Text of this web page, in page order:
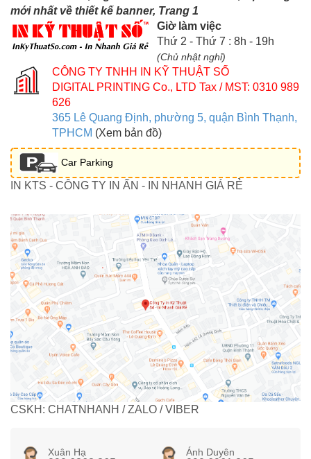
mới nhất về thiết kế banner, Trang 1
Giờ làm việc
Thứ 2 - Thứ 7 : 8h - 19h
(Chủ nhật nghỉ)
CÔNG TY TNHH IN KỸ THUẬT SỐ
DIGITAL PRINTING Co., LTD Tax / MST: 0310 989
626
365 Lê Quang Định, phường 5, quận Bình Thạnh,
TPHCM (Xem bản đồ)
Car Parking
IN KTS - CÔNG TY IN ẤN - IN NHANH GIÁ RẺ
CSKH: CHATNHANH / ZALO / VIBER
Xuân Hạ Ánh Duyên